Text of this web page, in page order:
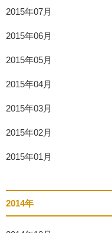
2015年07月
2015年06月
2015年05月
2015年04月
2015年03月
2015年02月
2015年01月
2014年